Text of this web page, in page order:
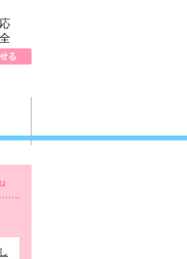
中無休）営業時間AM9:00～